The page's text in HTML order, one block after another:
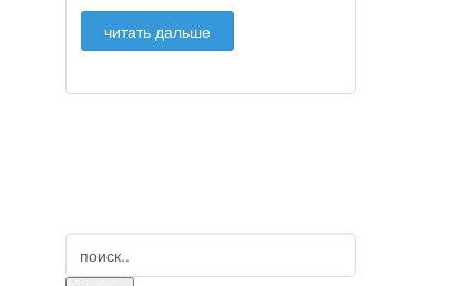
читать дальше